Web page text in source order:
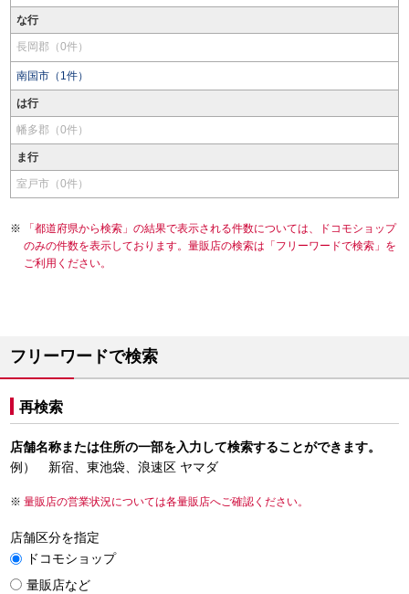
な行
長岡郡（0件）
南国市（1件）
は行
幡多郡（0件）
ま行
室戸市（0件）
「都道府県から検索」の結果で表示される件数については、ドコモショップ
のみの件数を表示しております。量販店の検索は「フリーワードで検索」を
ご利用ください。
フリーワードで検索
再検索
店舗名称または住所の一部を入力して検索することができます。
例） 新宿、東池袋、浪速区 ヤマダ
量販店の営業状況については各量販店へご確認ください。
店舗区分を指定
ドコモショップ
量販店など